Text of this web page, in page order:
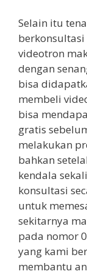
Selain itu
videotron
dengan
bisa
membeli
bisa
gratis
melakukan
bahkan
kendala
konsultasi
untuk
sekitarnya
pada nomor
yang kami
membantu